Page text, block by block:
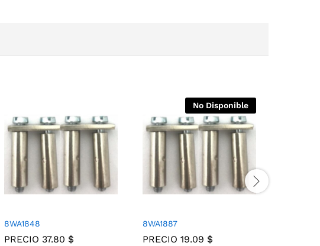
8WA1848
PRECIO 37.80 $
No Disponible
8WA1887
PRECIO 19.09 $